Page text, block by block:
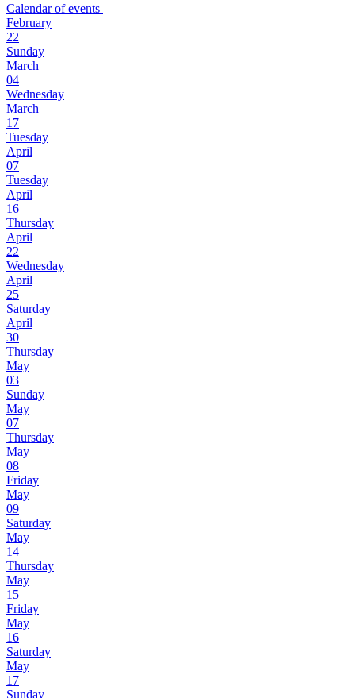
Calendar of events
February
22
Sunday
March
04
Wednesday
March
17
Tuesday
April
07
Tuesday
April
16
Thursday
April
22
Wednesday
April
25
Saturday
April
30
Thursday
May
03
Sunday
May
07
Thursday
May
08
Friday
May
09
Saturday
May
14
Thursday
May
15
Friday
May
16
Saturday
May
17
Sunday